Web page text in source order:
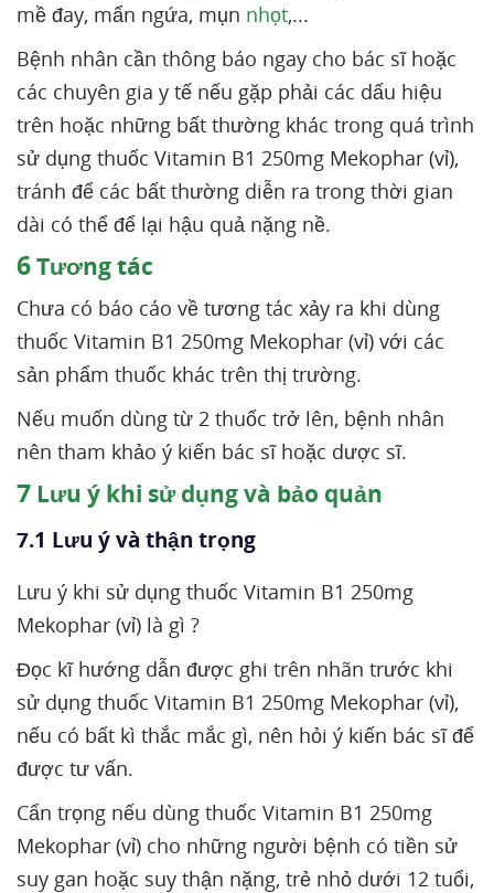
mề đay, mẩn ngứa, mụn nhọt,...
Bệnh nhân cần thông báo ngay cho bác sĩ hoặc
các chuyên gia y tế nếu gặp phải các dấu hiệu
trên hoặc những bất thường khác trong quá trình
sử dụng thuốc Vitamin B1 250mg Mekophar (vỉ),
tránh để các bất thường diễn ra trong thời gian
dài có thể để lại hậu quả nặng nề.
6Tương tác
Chưa có báo cáo về tương tác xảy ra khi dùng
thuốc Vitamin B1 250mg Mekophar (vỉ) với các
sản phẩm thuốc khác trên thị trường.
Nếu muốn dùng từ 2 thuốc trở lên, bệnh nhân
nên tham khảo ý kiến bác sĩ hoặc dược sĩ.
7 Lưu ý khi sử dụng và bảo quản
7.1 Lưu ý và thận trọng
Lưu ý khi sử dụng thuốc Vitamin B1 250mg
Mekophar (vỉ) là gì ?
Đọc kĩ hướng dẫn được ghi trên nhãn trước khi
sử dụng thuốc Vitamin B1 250mg Mekophar (vỉ),
nếu có bất kì thắc mắc gì, nên hỏi ý kiến bác sĩ để
được tư vấn.
Cẩn trọng nếu dùng thuốc Vitamin B1 250mg
Mekophar (vỉ) cho những người bệnh có tiền sử
suy gan hoặc suy thận nặng, trẻ nhỏ dưới 12 tuổi,